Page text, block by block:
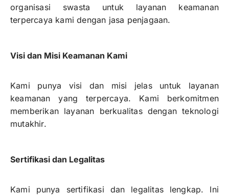
organisasi swasta untuk layanan keamanan
terpercaya kami dengan jasa penjagaan.
Visi dan Misi Keamanan Kami
Kami punya visi dan misi jelas untuk layanan
keamanan yang terpercaya. Kami berkomitmen
memberikan layanan berkualitas dengan teknologi
mutakhir.
Sertifikasi dan Legalitas
Kami punya sertifikasi dan legalitas lengkap. Ini